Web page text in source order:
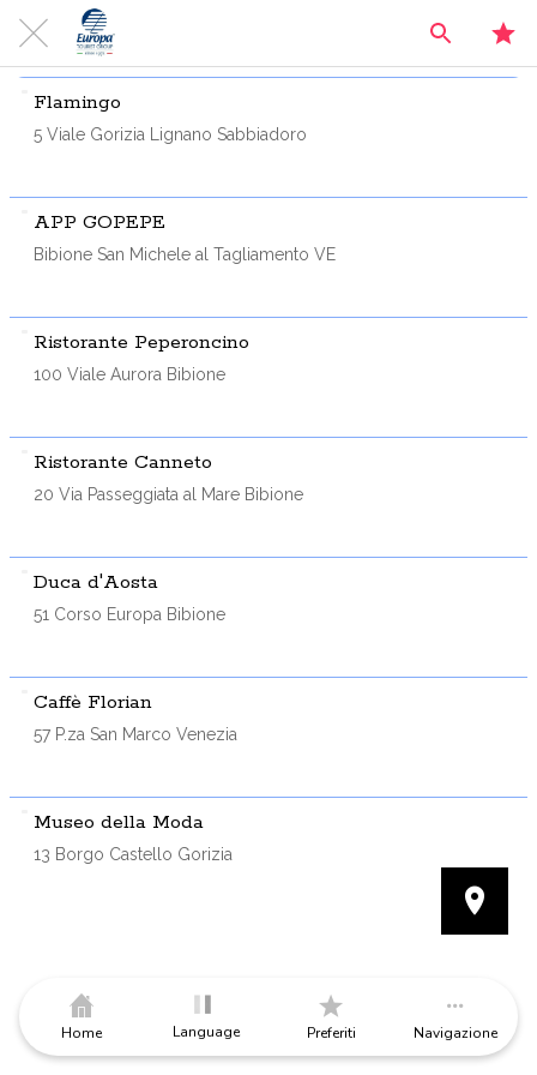
Flamingo
5 Viale Gorizia Lignano Sabbiadoro
APP GOPEPE
Bibione San Michele al Tagliamento VE
Ristorante Peperoncino
100 Viale Aurora Bibione
Ristorante Canneto
20 Via Passeggiata al Mare Bibione
Duca d'Aosta
51 Corso Europa Bibione
Caffè Florian
57 P.za San Marco Venezia
Museo della Moda
13 Borgo Castello Gorizia
Home Language Preferiti Navigazione